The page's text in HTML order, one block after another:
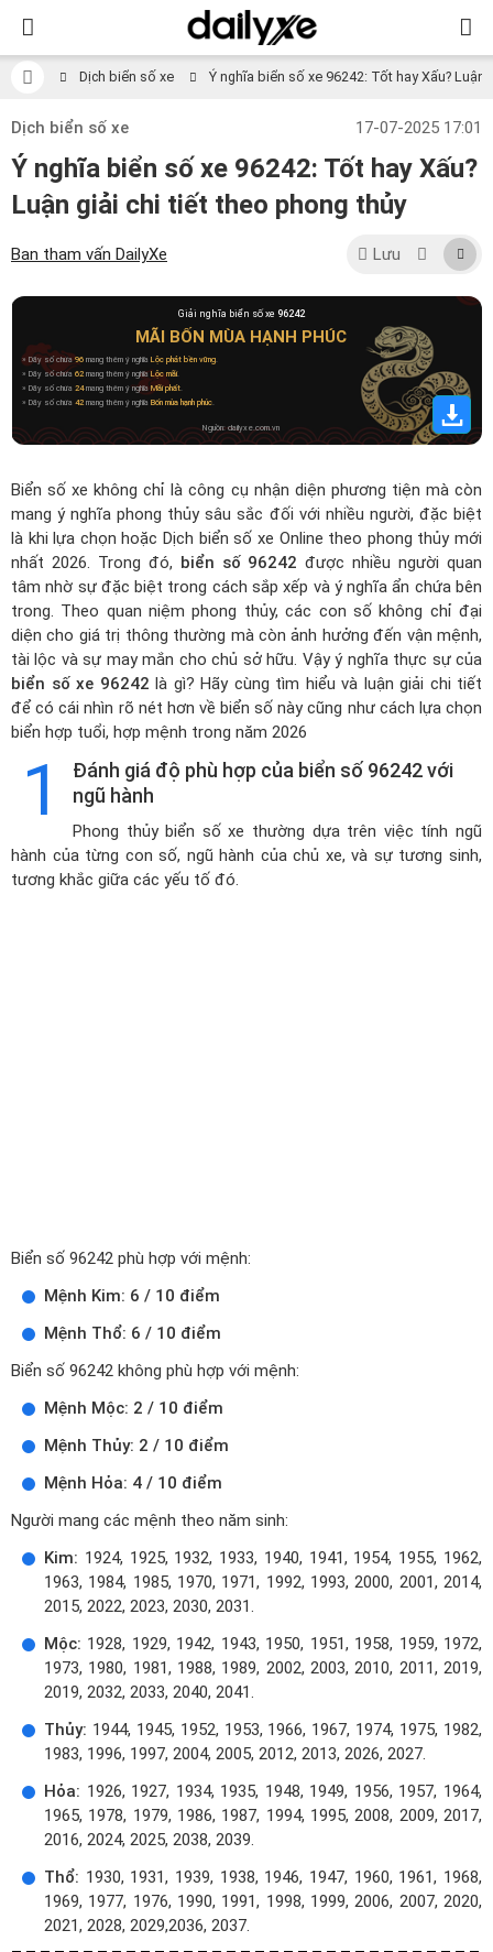
Dịch biển số xe Ý nghĩa biển số xe 96242: Tốt hay Xấu?
Dịch biển số xe 17-07-2025 17:01
Ý nghĩa biển số xe 96242: Tốt hay Xấu?
Luận giải chi tiết theo phong thủy
Ban tham vấn DailyXe Lưu
Giải nghĩa biển số xe 96242
MÃI BỐN MÙA HẠNH PHÚC
» Dãy số chứa96 mang thêm ý nghĩa Lộc phát bền vững.
» Dãy số chứa 62 mang thêm ý nghĩaLộc mãi.
» Dãy số chứa 24mang thêm ý nghĩaMãi phất.
» Dãy số chứa 42 mang thêm ý nghĩa Bốn mùa hạnh phúc.
Nguồn: dailyxe.com.vn
Biển số xe không chỉ là công cụ nhận diện phương tiện mà còn
mang ý nghĩa phong thủy sâu sắc đối với nhiều người, đặc biệt
là khi lựa chọn hoặcDịch biển số xe Online theo phong thủy mới
nhất 2026. Trong đó, biển số 96242 được nhiều người quan
tâm nhờ sự đặc biệt trong cách sắp xếp và ý nghĩa ẩn chứa bên
trong. Theo quan niệm phong thủy, các con số không chỉ đại
diện cho giá trị thông thường mà còn ảnh hưởng đến vận mệnh,
tài lộc và sự may mắn cho chủ sở hữu. Vậy ý nghĩa thực sự của
biển số xe 96242 là gì? Hãy cùng tìm hiểu và luận giải chi tiết
để có cái nhìn rõ nét hơn về biển số này cũng như cách lựa chọn
biển hợp tuổi, hợp mệnh trong năm 2026
1
Đánh giá độ phù hợp của biển số 96242 với
ngũ hành
Phong thủy biển số xe thường dựa trên việc tính ngũ
hành của từng con số, ngũ hành của chủ xe, và sự tương sinh,
tương khắc giữa các yếu tố đó.
Biển số 96242 phù hợp với mệnh:
Mệnh Kim: 6 / 10 điểm
Mệnh Thổ: 6 / 10 điểm
Biển số 96242 không phù hợp với mệnh:
Mệnh Mộc: 2 / 10 điểm
Mệnh Thủy: 2 / 10 điểm
Mệnh Hỏa: 4 / 10 điểm
Người mang các mệnh theo năm sinh:
Kim: 1924, 1925, 1932, 1933, 1940, 1941, 1954, 1955, 1962,
1963, 1984, 1985, 1970, 1971, 1992, 1993, 2000, 2001, 2014,
2015, 2022, 2023, 2030, 2031.
Mộc: 1928, 1929, 1942, 1943, 1950, 1951, 1958, 1959, 1972,
1973, 1980, 1981, 1988, 1989, 2002, 2003, 2010, 2011, 2019,
2019, 2032, 2033, 2040, 2041.
Thủy: 1944, 1945, 1952, 1953, 1966, 1967, 1974, 1975, 1982,
1983, 1996, 1997, 2004, 2005, 2012, 2013, 2026, 2027.
Hỏa: 1926, 1927, 1934, 1935, 1948, 1949, 1956, 1957, 1964,
1965, 1978, 1979, 1986, 1987, 1994, 1995, 2008, 2009, 2017,
2016, 2024, 2025, 2038, 2039.
Thổ: 1930, 1931, 1939, 1938, 1946, 1947, 1960, 1961, 1968,
1969, 1977, 1976, 1990, 1991, 1998, 1999, 2006, 2007, 2020,
2021, 2028, 2029,2036, 2037.